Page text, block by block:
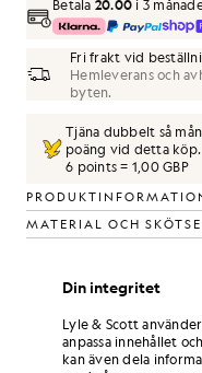
Betala 20.00 i 3
Fri frakt vid
Hemleverans och
byten.
Tjäna dubbelt så
poäng vid detta köp.
6 points = 1,00 GBP
MATERIAL OCH
Få
Skapa en komplett
Din integritet
Lyle & Scott
anpassa innehållet
kan även dela